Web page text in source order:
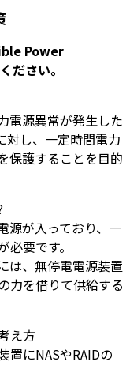
Power
ださい。
電源異常が発生した
対し、一定時間電力
保護することを目的
源が入っており、一
要です。
は、無停電電源装置
力を借りて供給する
え方
置にNASやRAIDの